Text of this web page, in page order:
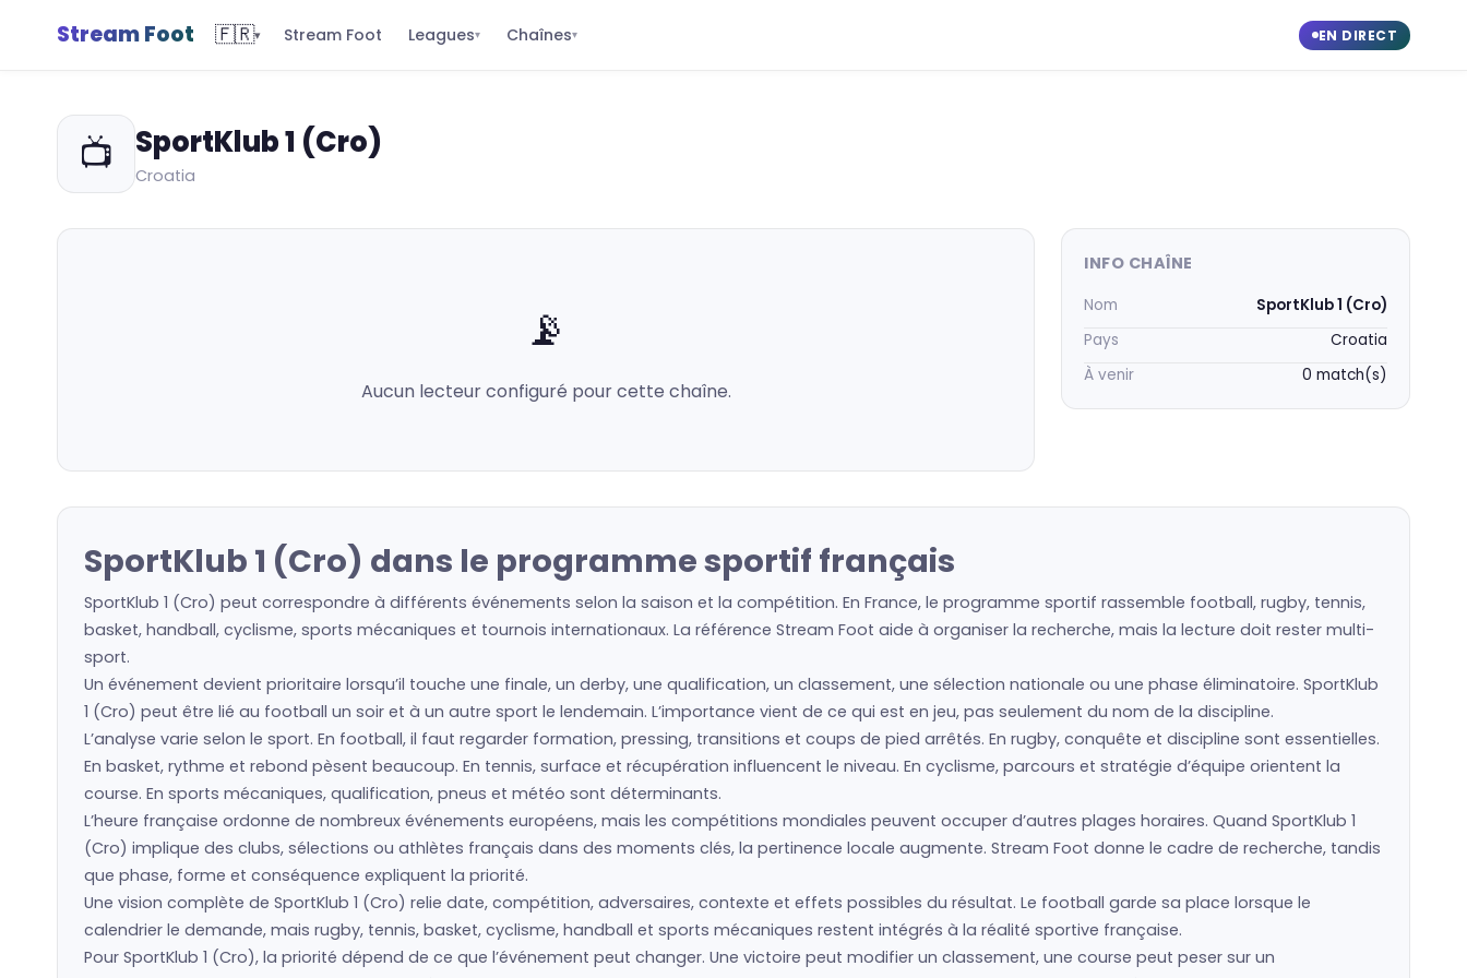
Stream Foot 🇫🇷▾ Stream Foot Leagues▾ Chaînes▾ EN DIRECT
📺 SportKlub 1 (Cro)
Croatia
📡
Aucun lecteur configuré pour cette chaîne.
INFO CHAÎNE
Nom
SportKlub 1 (Cro)
Pays
Croatia
À venir
0 match(s)
SportKlub 1 (Cro) dans le programme sportif français
SportKlub 1 (Cro) peut correspondre à différents événements selon la saison et la compétition. En France, le programme sportif rassemble football, rugby, tennis,
basket, handball, cyclisme, sports mécaniques et tournois internationaux. La référence Stream Foot aide à organiser la recherche, mais la lecture doit rester multi-
sport.
Un événement devient prioritaire lorsqu’il touche une finale, un derby, une qualification, un classement, une sélection nationale ou une phase éliminatoire. SportKlub
1 (Cro) peut être lié au football un soir et à un autre sport le lendemain. L’importance vient de ce qui est en jeu, pas seulement du nom de la discipline.
L’analyse varie selon le sport. En football, il faut regarder formation, pressing, transitions et coups de pied arrêtés. En rugby, conquête et discipline sont essentielles.
En basket, rythme et rebond pèsent beaucoup. En tennis, surface et récupération influencent le niveau. En cyclisme, parcours et stratégie d’équipe orientent la
course. En sports mécaniques, qualification, pneus et météo sont déterminants.
L’heure française ordonne de nombreux événements européens, mais les compétitions mondiales peuvent occuper d’autres plages horaires. Quand SportKlub 1
(Cro) implique des clubs, sélections ou athlètes français dans des moments clés, la pertinence locale augmente. Stream Foot donne le cadre de recherche, tandis
que phase, forme et conséquence expliquent la priorité.
Une vision complète de SportKlub 1 (Cro) relie date, compétition, adversaires, contexte et effets possibles du résultat. Le football garde sa place lorsque le
calendrier le demande, mais rugby, tennis, basket, cyclisme, handball et sports mécaniques restent intégrés à la réalité sportive française.
Pour SportKlub 1 (Cro), la priorité dépend de ce que l’événement peut changer. Une victoire peut modifier un classement, une course peut peser sur un